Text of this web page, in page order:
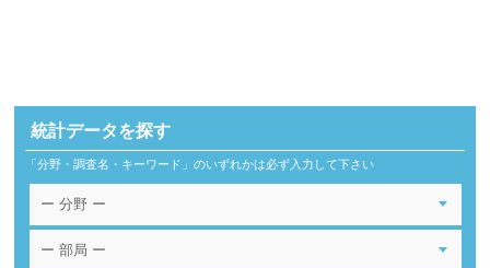
統計データを探す
「分野・調査名・キーワード」のいずれかは必ず入力して下さい